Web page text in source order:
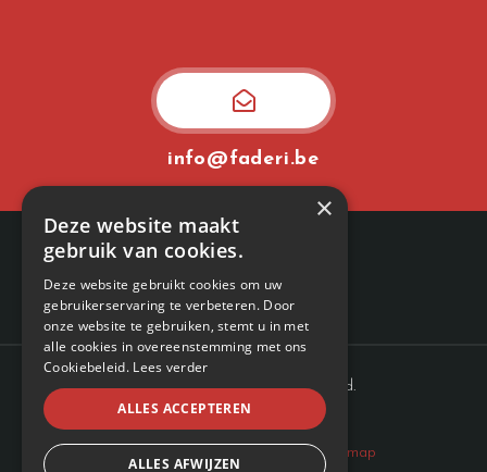
info@faderi.be
© 2022Faderi. All rights reserved.
–Sitemap
×
Deze website maakt
gebruik van cookies.
Deze website gebruikt cookies om uw
gebruikerservaring te verbeteren. Door
onze website te gebruiken, stemt u in met
alle cookies in overeenstemming met ons
Cookiebeleid. Lees verder
ALLES ACCEPTEREN
ALLES AFWIJZEN